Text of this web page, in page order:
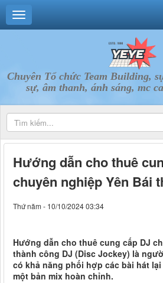
Chuyên Tổ chức Team Building,
sự, âm thanh, ánh sáng, mc
Hướng dẫn cho thuê
chuyên nghiệp Yên Bái
Thứ năm - 10/10/2024 03:34
Hướng dẫn cho thuê cung cấp DJ
thành công DJ (Disc Jockey) là
có khả năng phối hợp các bài hát
một bản mix hoàn chỉnh.